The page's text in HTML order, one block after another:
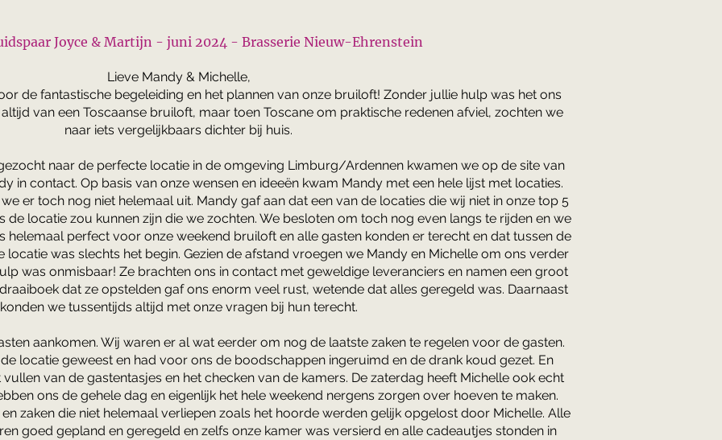
Joyce & Martijn - juni 2024 - Brasserie Nieuw-Ehrenstein
Lieve Mandy & Michelle,
de fantastische begeleiding en het plannen van onze bruiloft! Zonder jullie hulp was het ons
van een Toscaanse bruiloft, maar toen Toscane om praktische redenen afviel, zochten we
naar iets vergelijkbaars dichter bij huis.
naar de perfecte locatie in de omgeving Limburg/Ardennen kwamen we op de site van
in contact. Op basis van onze wensen en ideeën kwam Mandy met een hele lijst met locaties.
er toch nog niet helemaal uit. Mandy gaf aan dat een van de locaties die wij niet in onze top 5
de locatie zou kunnen zijn die we zochten. We besloten om toch nog even langs te rijden en we
helemaal perfect voor onze weekend bruiloft en alle gasten konden er terecht en dat tussen de
locatie was slechts het begin. Gezien de afstand vroegen we Mandy en Michelle om ons verder
was onmisbaar! Ze brachten ons in contact met geweldige leveranciers en namen een groot
dat ze opstelden gaf ons enorm veel rust, wetende dat alles geregeld was. Daarnaast
konden we tussentijds altijd met onze vragen bij hun terecht.
aankomen. Wij waren er al wat eerder om nog de laatste zaken te regelen voor de gasten.
locatie geweest en had voor ons de boodschappen ingeruimd en de drank koud gezet. En
van de gastentasjes en het checken van de kamers. De zaterdag heeft Michelle ook echt
ons de gehele dag en eigenlijk het hele weekend nergens zorgen over hoeven te maken.
zaken die niet helemaal verliepen zoals het hoorde werden gelijk opgelost door Michelle. Alle
goed gepland en geregeld en zelfs onze kamer was versierd en alle cadeautjes stonden in